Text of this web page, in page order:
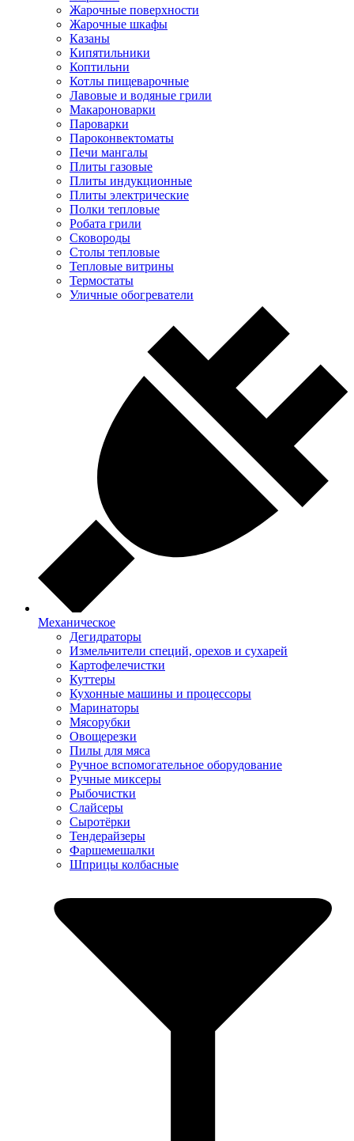
Жарочные поверхности
Жарочные шкафы
Казаны
Кипятильники
Коптильни
Котлы пищеварочные
Лавовые и водяные грили
Макароноварки
Пароварки
Пароконвектоматы
Печи мангалы
Плиты газовые
Плиты индукционные
Плиты электрические
Полки тепловые
Робата грили
Сковороды
Столы тепловые
Тепловые витрины
Термостаты
Уличные обогреватели
Механическое
Дегидраторы
Измельчители специй, орехов и сухарей
Картофелечистки
Куттеры
Кухонные машины и процессоры
Маринаторы
Мясорубки
Овощерезки
Пилы для мяса
Ручное вспомогательное оборудование
Ручные миксеры
Рыбочистки
Слайсеры
Сыротёрки
Тендерайзеры
Фаршемешалки
Шприцы колбасные